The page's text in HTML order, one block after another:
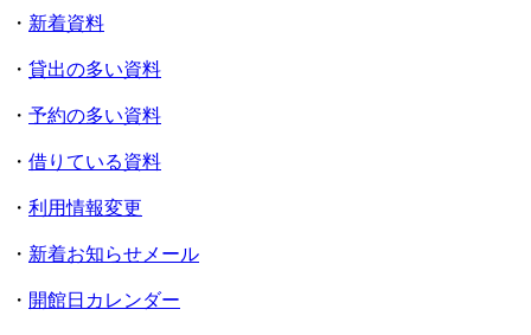
・ 新着資料
・ 貸出の多い資料
・ 予約の多い資料
・ 借りている資料
・ 利用情報変更
・ 新着お知らせメール
・ 開館日カレンダー